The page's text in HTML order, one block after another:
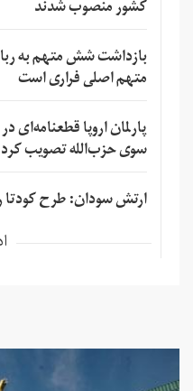
کشور منصوب شدند
بازداشت شش متهم به
متهم اصلی فراری است
پارلمان اروپا
سوی حزب‌الله تصویب کرد
ارتش سودان: طرح کودتا